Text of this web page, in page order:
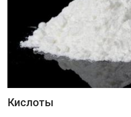
ПОДРОБНЕЕ
Кислоты